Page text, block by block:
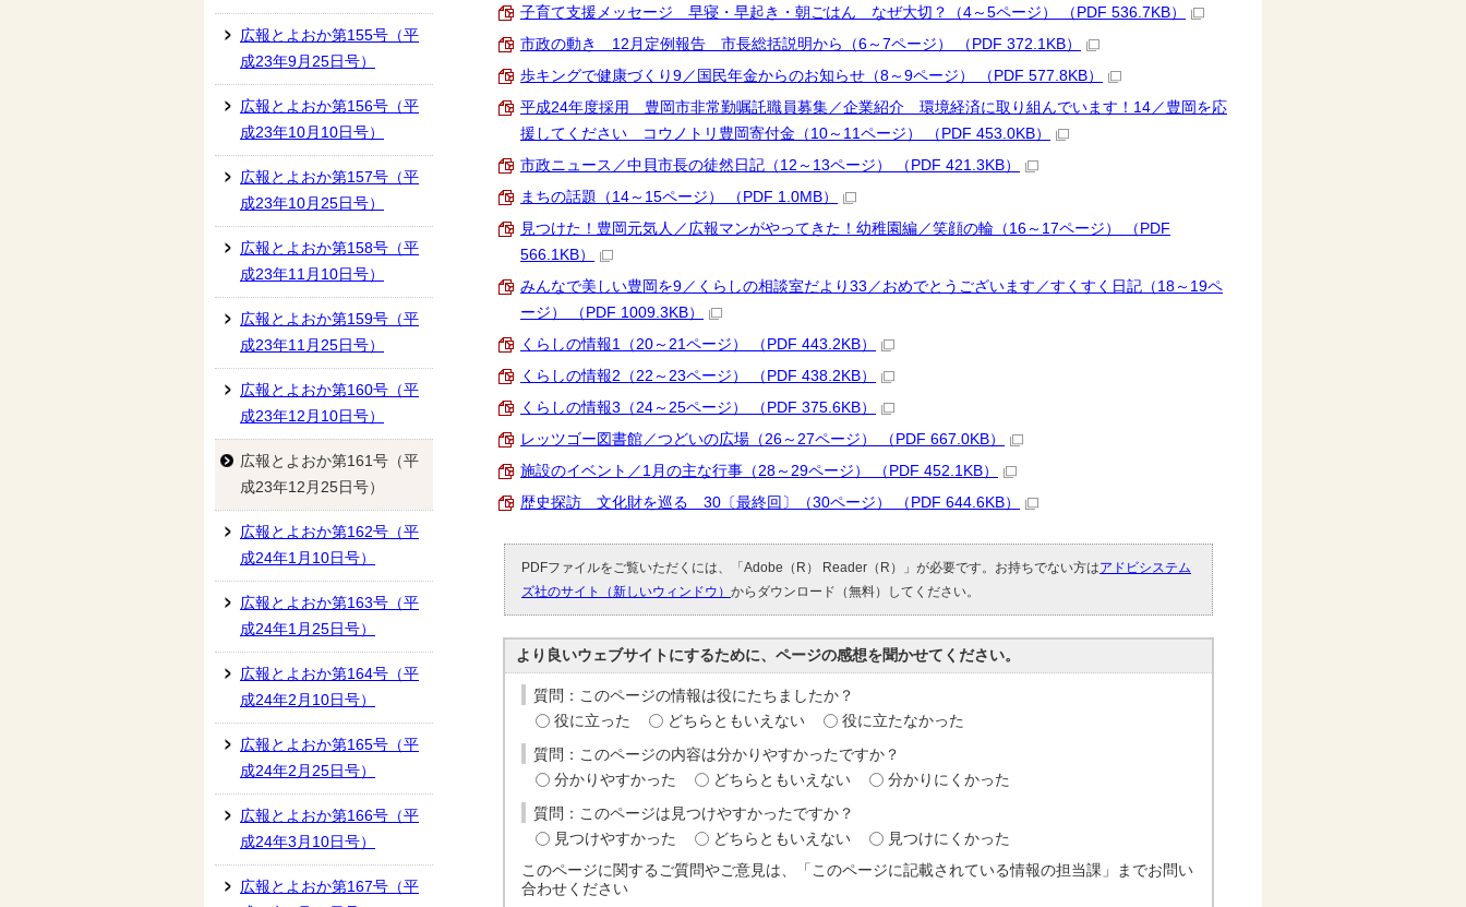
子育て支援メッセージ 早寝・早起き・朝ごはん なぜ大切？（4～5ページ） （PDF 536.7KB）
市政の動き 12月定例報告 市長総括説明から（6～7ページ） （PDF 372.1KB）
歩キングで健康づくり9／国民年金からのお知らせ（8～9ページ） （PDF 577.8KB）
平成24年度採用 豊岡市非常勤嘱託職員募集／企業紹介 環境経済に取り組んでいます！14／豊岡を応
援してください コウノトリ豊岡寄付金（10～11ページ） （PDF 453.0KB）
市政ニュース／中貝市長の徒然日記（12～13ページ） （PDF 421.3KB）
まちの話題（14～15ページ） （PDF 1.0MB）
見つけた！豊岡元気人／広報マンがやってきた！幼稚園編／笑顔の輪（16～17ページ） （PDF
566.1KB）
みんなで美しい豊岡を9／くらしの相談室だより33／おめでとうございます／すくすく日記（18～19ペ
ージ） （PDF 1009.3KB）
くらしの情報1（20～21ページ） （PDF 443.2KB）
くらしの情報2（22～23ページ） （PDF 438.2KB）
くらしの情報3（24～25ページ） （PDF 375.6KB）
レッツゴー図書館／つどいの広場（26～27ページ） （PDF 667.0KB）
施設のイベント／1月の主な行事（28～29ページ） （PDF 452.1KB）
歴史探訪 文化財を巡る 30〔最終回〕（30ページ） （PDF 644.6KB）
PDFファイルをご覧いただくには、「Adobe（R） Reader（R）」が必要です。お持ちでない方はアドビシステム
ズ社のサイト（新しいウィンドウ） からダウンロード（無料）してください。
より良いウェブサイトにするために、ページの感想を聞かせてください。
質問：このページの情報は役にたちましたか？
役に立った
どちらともいえない 役に立たなかった
質問：このページの内容は分かりやすかったですか？
分かりやすかった
どちらともいえない 分かりにくかった
質問：このページは見つけやすかったですか？
見つけやすかった
どちらともいえない
見つけにくかった
このページに関するご質問やご意見は、「このページに記載されている情報の担当課」までお問い
合わせください
広報とよおか第155号（平
成23年9月25日号）
広報とよおか第156号（平
成23年10月10日号）
広報とよおか第157号（平
成23年10月25日号）
広報とよおか第158号（平
成23年11月10日号）
広報とよおか第159号（平
成23年11月25日号）
広報とよおか第160号（平
成23年12月10日号）
広報とよおか第161号（平
成23年12月25日号）
広報とよおか第162号（平
成24年1月10日号）
広報とよおか第163号（平
成24年1月25日号）
広報とよおか第164号（平
成24年2月10日号）
広報とよおか第165号（平
成24年2月25日号）
広報とよおか第166号（平
成24年3月10日号）
広報とよおか第167号（平